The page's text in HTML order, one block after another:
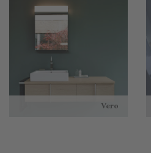
Vero